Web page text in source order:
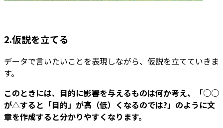
2.仮説を立てる
データで言いたいことを表現しながら、仮説を立てていきま
す。
このときには、目的に影響を与えるものは何か考え、「○○
が△すると「目的」が高（低）くなるのでは?」のように文
章を作成すると分かりやすくなります。